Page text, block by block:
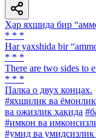
Ҳар яхшида бир
* * *
Har yaxshida bir
* * *
There are two sides to
* * *
Палка о двух концах.
#яхшилик ва
ва ожизлик ҳақида
#имкон ва
#умид ва умидсизлик